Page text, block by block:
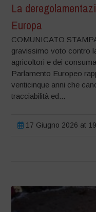
La
Europa
COMUNICATO
gravissimo voto contro
agricoltori e dei
Parlamento Europeo
venticinque anni che
tracciabilità ed...
17 Giugno 2026 at